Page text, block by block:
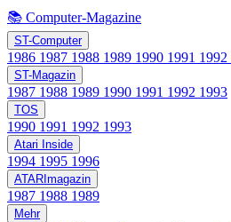
📚 Computer-Magazine
ST-Computer
1986 1987 1988 1989 1990 1991 1992
ST-Magazin
1987 1988 1989 1990 1991 1992 1993
TOS
1990 1991 1992 1993
Atari Inside
1994 1995 1996
ATARImagazin
1987 1988 1989
Mehr